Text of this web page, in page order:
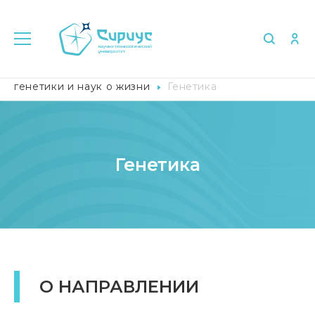
генетики и наук о жизни
Генетика
Генетика
О НАПРАВЛЕНИИ